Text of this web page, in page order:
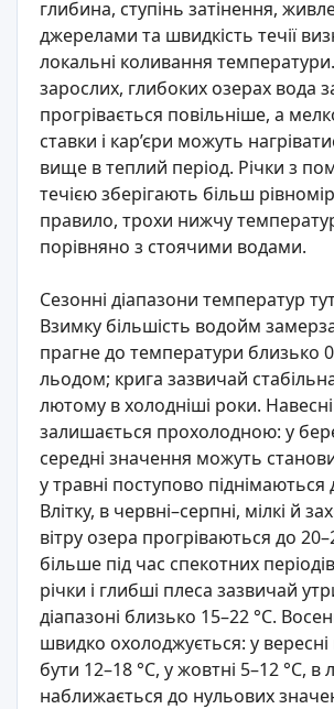
глибина, ступінь затінення,
джерелами та швидкість течії
локальні коливання
зарослих, глибоких озерах вода
прогрівається повільніше, а
ставки і кар’єри можуть
вище в теплий період. Річки з
течією зберігають більш
правило, трохи нижчу
порівняно з стоячими водами.
Сезонні діапазони температур тут
Взимку більшість водойм
прагне до температури близько
льодом; крига зазвичай
лютому в холодніші роки.
залишається прохолодною: у
середні значення можуть
у травні поступово піднімаються
Влітку, в червні–серпні, мілкі й
вітру озера прогріваються до
більше під час спекотних
річки і глибші плеса зазвичай
діапазоні близько 15–22 °C.
швидко охолоджується: у
бути 12–18 °C, у жовтні 5–12 °C, в
наближається до нульових